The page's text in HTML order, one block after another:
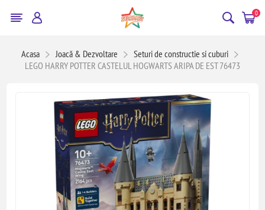
0
Acasa Joacă & Dezvoltare
Seturi de constructie si cuburi
LEGO HARRY POTTER CASTELUL HOGWARTS ARIPA DE EST 76473